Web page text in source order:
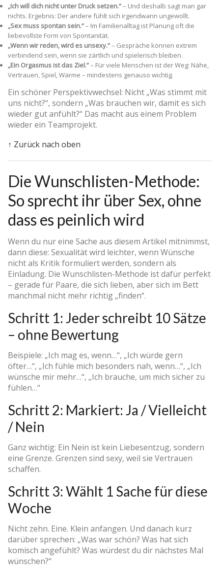
„Ich will dich nicht unter Druck setzen.“– Und deshalb sagt man gar
nichts. Ergebnis: Der andere fühlt sich irgendwann ungewollt.
„Sex muss spontan sein.“– Im Familienalltag ist Planung oft die
liebevollste Form von Spontanität.
„Wenn wir reden, wird es unsexy.“– Gespräche können extrem
verbindend sein, wenn sie zärtlich und spielerisch bleiben.
„Ein Orgasmus ist das Ziel.“– Für viele Menschen ist der Weg: Nähe,
Vertrauen, Spiel, Wärme – mindestens genauso wichtig.
Ein schöner Perspektivwechsel: Nicht „Was stimmt mit
uns nicht?“, sondern „Was brauchen wir, damit es sich
wieder gut anfühlt?“ Das macht aus einem Problem
wieder ein Teamprojekt.
↑ Zurück nach oben
Die Wunschlisten-Methode:
So sprecht ihr über Sex, ohne
dass es peinlich wird
Wenn du nur eine Sache aus diesem Artikel mitnimmst,
dann diese: Sexualität wird leichter, wenn Wünsche
nicht als Kritik formuliert werden, sondern als
Einladung. Die Wunschlisten-Methode ist dafür perfekt
– gerade für Paare, die sich lieben, aber sich im Bett
manchmal nicht mehr richtig „finden“.
Schritt 1: Jeder schreibt 10 Sätze
– ohne Bewertung
Beispiele: „Ich mag es, wenn…“, „Ich würde gern
öfter…“, „Ich fühle mich besonders nah, wenn…“, „Ich
wünsche mir mehr…“, „Ich brauche, um mich sicher zu
fühlen…“
Schritt 2: Markiert: Ja / Vielleicht
/ Nein
Ganz wichtig: Ein Nein ist kein Liebesentzug, sondern
eine Grenze. Grenzen sind sexy, weil sie Vertrauen
schaffen.
Schritt 3: Wählt 1 Sache für diese
Woche
Nicht zehn. Eine. Klein anfangen. Und danach kurz
darüber sprechen: „Was war schön? Was hat sich
komisch angefühlt? Was würdest du dir nächstes Mal
wünschen?“